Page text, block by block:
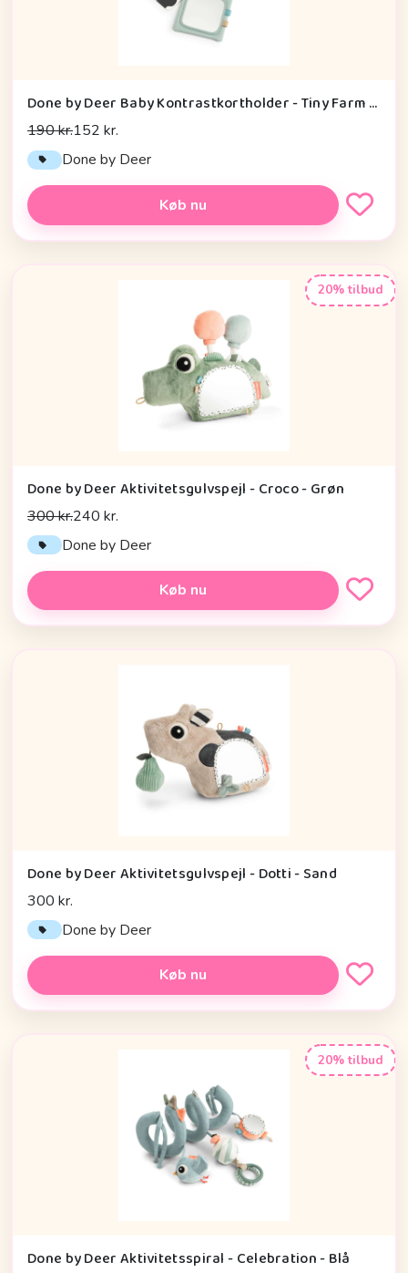
Done by Deer Baby Kontrastkortholder - Tiny Farm - Grøn
190 kr.152 kr.
Done by Deer
Køb nu
20% tilbud
Done by Deer Aktivitetsgulvspejl - Croco - Grøn
300 kr.240 kr.
Done by Deer
Køb nu
Done by Deer Aktivitetsgulvspejl - Dotti - Sand
300 kr.
Done by Deer
Køb nu
20% tilbud
Done by Deer Aktivitetsspiral - Celebration - Blå